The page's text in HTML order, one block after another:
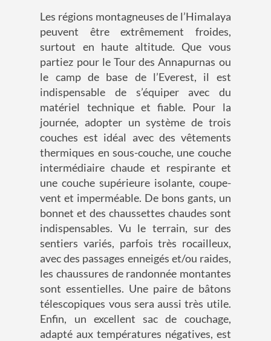
Les régions montagneuses de l’Himalaya
peuvent être extrêmement froides,
surtout en haute altitude. Que vous
partiez pour le Tour desAnnapurnas ou
le camp de base de l’Everest, il est
indispensable de s’équiper avec du
matériel technique et fiable. Pour la
journée, adopter un système de trois
couches est idéal avec des vêtements
thermiques en sous-couche, une couche
intermédiaire chaude et respirante et
une couche supérieure isolante, coupe-
vent et imperméable. De bons gants, un
bonnet et des chaussettes chaudes sont
indispensables. Vu le terrain, sur des
sentiers variés, parfois très rocailleux,
avec des passages enneigés et/ou raides,
les chaussures de randonnée montantes
sont essentielles. Une paire de bâtons
télescopiques vous sera aussi très utile.
Enfin, un excellent sac de couchage,
adapté aux températures négatives, est